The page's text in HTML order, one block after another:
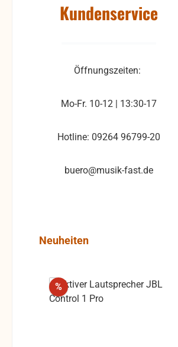
Kundenservice
Öffnungszeiten:
Mo-Fr. 10-12 | 13:30-17
Hotline: 09264 96799-20
buero@musik-fast.de
Produktgalerie überspringen
Neuheiten
%Rabatt